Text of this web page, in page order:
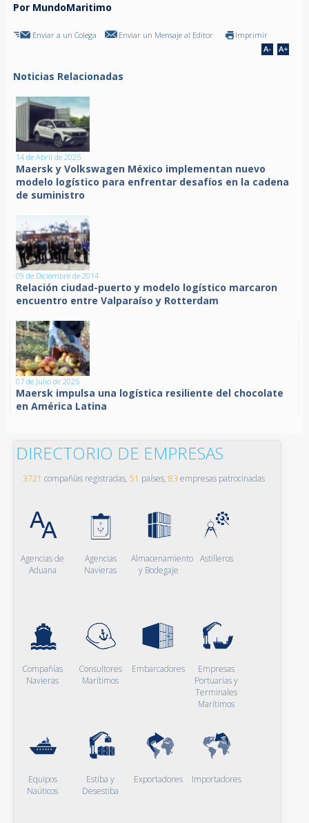
Por MundoMaritimo
Enviar a un Colega Enviar un Mensaje al Editor Imprimir
Noticias Relacionadas
14 de Abril de 2025
Maersk y Volkswagen México implementan nuevo
modelo logístico para enfrentar desafíos en la cadena
de suministro
09 de Diciembre de 2014
Relación ciudad-puerto y modelo logístico marcaron
encuentro entre Valparaíso y Rotterdam
07 de Julio de 2025
Maersk impulsa una logística resiliente del chocolate
en América Latina
DIRECTORIO DE EMPRESAS
3721 compañías registradas, 51 países, 83 empresas patrocinadas
Agencias de
Aduana
Agencias
Navieras
Almacenamiento
y Bodegaje
Astilleros
Compañías
Navieras
Consultores
Marítimos
Embarcadores
Empresas
Portuarias y
Terminales
Marítimos
Equipos
Naúticos
Estiba y
Desestiba
Exportadores Importadores